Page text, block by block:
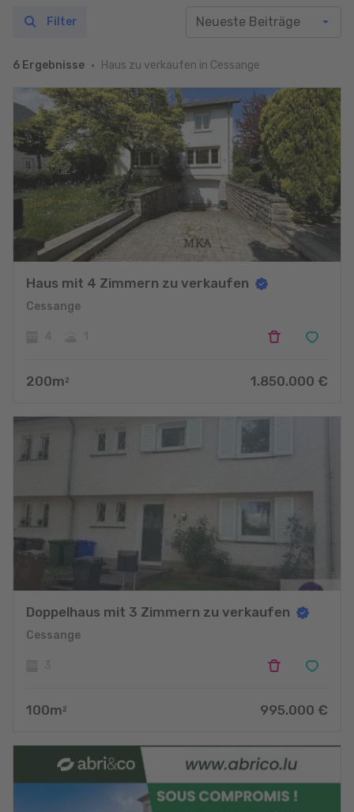
6 Ergebnisse Haus zu verkaufen in Cessange
Filter
Haus mit 4 Zimmern zu verkaufen
Cessange
200m 2 1.850.000 €
Doppelhaus mit 3 Zimmern zu verkaufen
Cessange
100m 2 995.000 €